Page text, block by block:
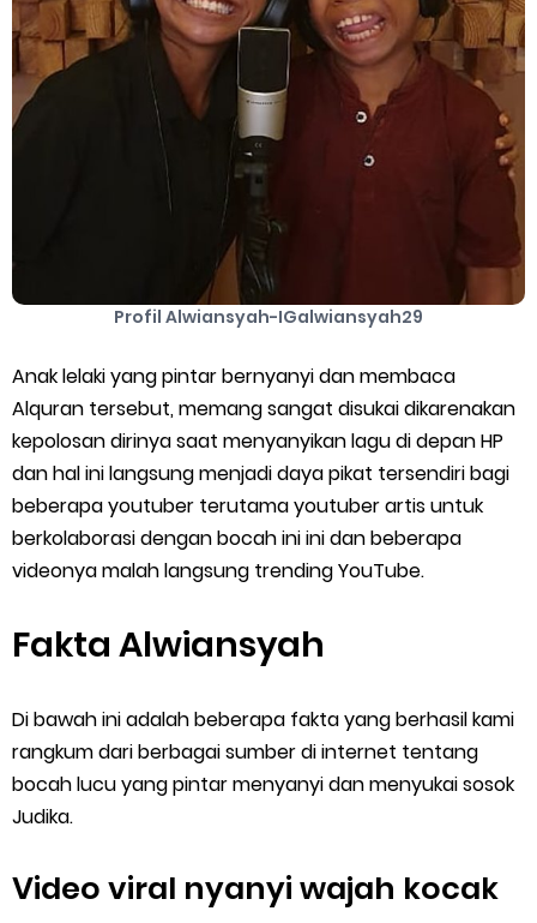
Server Gojek Terbaru dan IP Server GoPartner Gojek
Thursday, 6 August
Profil Alwiansyah-IGalwiansyah29
Anak lelaki yang pintar bernyanyi dan membaca
Alquran tersebut, memang sangat disukai dikarenakan
kepolosan dirinya saat menyanyikan lagu di depan HP
dan hal ini langsung menjadi daya pikat tersendiri bagi
beberapa youtuber terutama youtuber artis untuk
berkolaborasi dengan bocah ini ini dan beberapa
videonya malah langsung trending YouTube.
Fakta Alwiansyah
Di bawah ini adalah beberapa fakta yang berhasil kami
rangkum dari berbagai sumber di internet tentang
bocah lucu yang pintar menyanyi dan menyukai sosok
Judika.
Video viral nyanyi wajah kocak